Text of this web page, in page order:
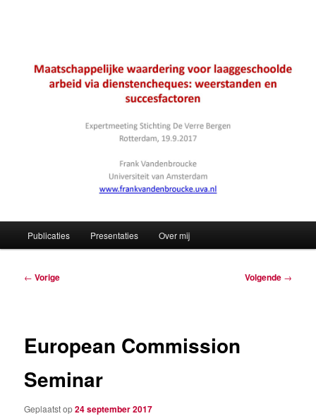
Publicaties Presentaties Over mij
Berichtnavigatie
← Vorige Volgende →
European Commission
Seminar
Geplaatst op24 september 2017